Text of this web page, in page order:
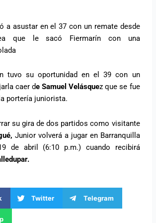
a asustar en el 37 con un remate desde
que le sacó Fiermarín con una
tuvo su oportunidad en el 39 con un
caer de Samuel Velásquez que se fue
portería juniorista.
su gira de dos partidos como visitante
Junior volverá a jugar en Barranquilla
de abril (6:10 p.m.) cuando recibirá
Twitter Telegram